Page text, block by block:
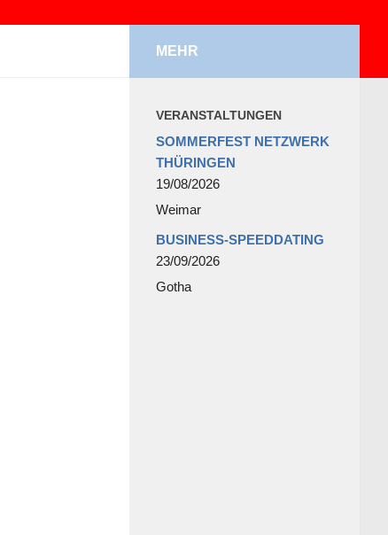
MEHR
VER­AN­STAL­TUN­GEN
SOMMERFEST NETZWERK
THÜRINGEN
19/08/2026
Weimar
BUSINESS-SPEEDDATING
23/09/2026
Gotha